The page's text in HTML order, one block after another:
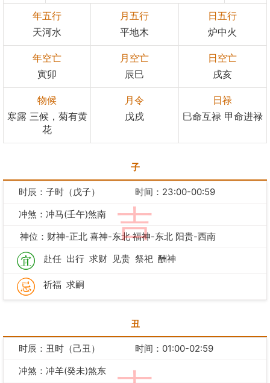
年五行
天河水
月五行
平地木
日五行
炉中火
年空亡
寅卯
月空亡
辰巳
日空亡
戌亥
物候
寒露 三候，菊有黄
花
月令
戊戌
日禄
巳命互禄 甲命进禄
子
吉
时辰：子时（戊子）
时间：23:00-00:59
冲煞：冲马(壬午)煞南
神位：财神-正北 喜神-东北 福神-东北 阳贵-西南
赴任 出行 求财 见贵 祭祀 酬神
祈福 求嗣
丑
时辰：丑时（己丑）
时间：01:00-02:59
冲煞：冲羊(癸未)煞东